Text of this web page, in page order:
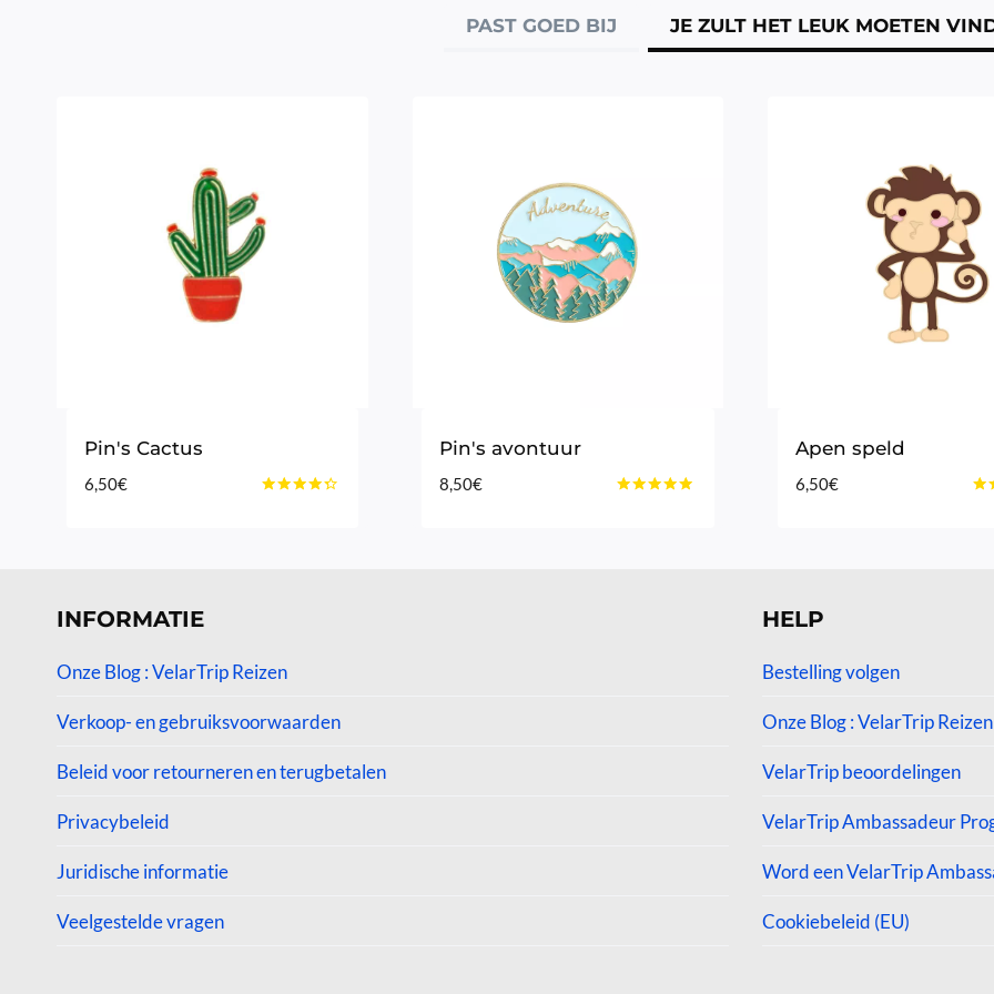
PAST GOED BIJ JE ZULT HET LEUK MOETEN
Pin's Cactus
6,50€
Pin's avontuur
8,50€
Apen speld
6,50€
INFORMATIE
Onze Blog : VelarTrip Reizen
Verkoop- en gebruiksvoorwaarden
Beleid voor retourneren en terugbetalen
Privacybeleid
Juridische informatie
Veelgestelde vragen
HELP
Bestelling volgen
Onze Blog : VelarTrip Reizen
VelarTrip beoordelingen
VelarTrip Ambassadeur
Word een VelarTrip
Cookiebeleid (EU)